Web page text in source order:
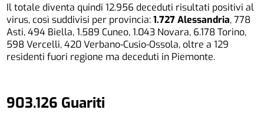
Il totale diventa quindi 12.956 deceduti risultati positivi al
virus, così suddivisi per provincia:1.727 Alessandria, 778
Asti, 494 Biella, 1.589 Cuneo, 1.043 Novara, 6.178 Torino,
598 Vercelli, 420 Verbano-Cusio-Ossola, oltre a 129
residenti fuori regione ma deceduti in Piemonte.
903.126 Guariti